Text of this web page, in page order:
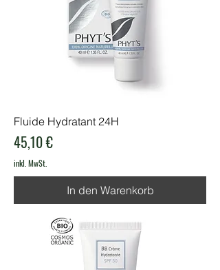
Fluide Hydratant 24H
Preis
45,10 €
inkl. MwSt.
In den Warenkorb